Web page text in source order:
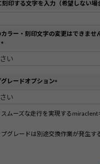
印する文字を入力（希望しない場
ラー・刻印文字の変更はできませ
必
) レードオプション
須
ムーズな走行を実現するmiraclent
グレードは別途交換作業が発生す